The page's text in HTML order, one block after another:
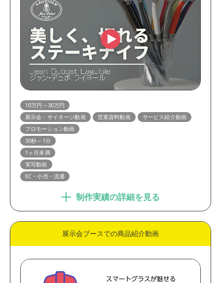
10万円～30万円
展示会・サイネージ動画
営業資料動画
サービス紹介動画
プロモーション動画
30秒～1分
1ヶ月未満
実写動画
EC・小売・流通
制作実績の詳細を見る
展示会ブースでの商品紹介動画